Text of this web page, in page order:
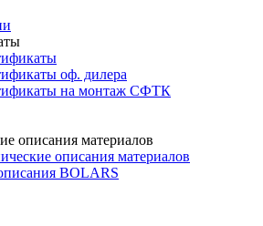
оф. дилера
на монтаж СФТК
описания материалов
описания материалов
BOLARS